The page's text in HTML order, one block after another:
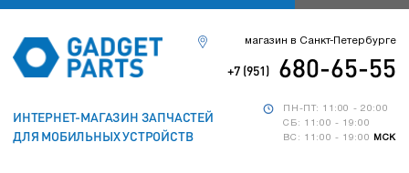
ИНТЕРНЕТ-МАГАЗИН ЗАПЧАСТЕЙ
ДЛЯ МОБИЛЬНЫХ УСТРОЙСТВ
ПН-ПТ: 11:00 - 20:00
СБ: 11:00 - 19:00
ВС: 11:00 - 19:00
МСК
магазин в Санкт-Петербурге
+7 (951) 680-65-55